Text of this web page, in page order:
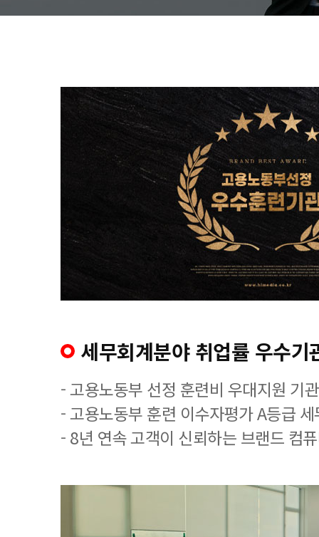
세무회계분야 취업률 우수기
- 고용노동부 선정 훈련비 우대지원 기관
- 고용노동부 훈련 이수자평가 A등급
- 8년 연속 고객이 신뢰하는 브랜드 컴